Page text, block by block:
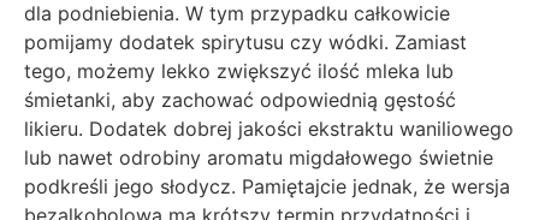
dla podniebienia. W tym przypadku całkowicie
pomijamy dodatek spirytusu czy wódki. Zamiast
tego, możemy lekko zwiększyć ilość mleka lub
śmietanki, aby zachować odpowiednią gęstość
likieru. Dodatek dobrej jakości ekstraktu waniliowego
lub nawet odrobiny aromatu migdałowego świetnie
podkreśli jego słodycz. Pamiętajcie jednak, że wersja